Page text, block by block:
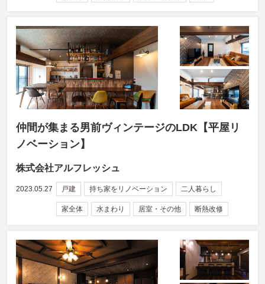
仲間が集まる男前ヴィンテージのLDK【平屋リ
ノベーション】
株式会社アルフレッシュ
2023.05.27 戸建 持ち家をリノベーション 二人暮らし
家全体 水まわり 居室・その他 断熱改修